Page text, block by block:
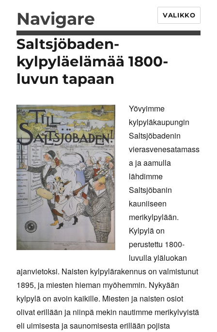
Navigare VALIKKO
Saltsjöbaden-
kylpyläelämää 1800-
luvun tapaan
Yövyimme
kylpyläkaupungin
Saltsjöbadenin
vierasvenesatamass
a ja aamulla
lähdimme
Saltsjöbanin
kauniiseen
merikylpylään.
Kylpylä on
perustettu 1800-
luvulla yläluokan
ajanvietoksi. Naisten kylpylärakennus on valmistunut
1895, ja miesten hieman myöhemmin. Nykyään
kylpylä on avoin kaikille. Miesten ja naisten osiot
olivat erillään ja niinpä mekin nautimme merikylvyistä
eli uimisesta ja saunomisesta erillään pojista